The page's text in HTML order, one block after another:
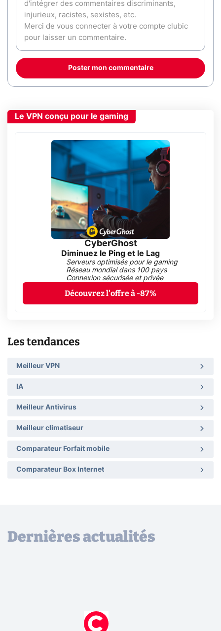
Poster mon commentaire
Le VPN conçu pour le gaming
CyberGhost
Diminuez le Ping et le Lag
Serveurs optimisés pour le gaming
Réseau mondial dans 100 pays
Connexion sécurisée et privée
Découvrez l'offre à -87%
Les tendances
Meilleur VPN
IA
Meilleur Antivirus
Meilleur climatiseur
Comparateur Forfait mobile
Comparateur Box Internet
Dernières actualités